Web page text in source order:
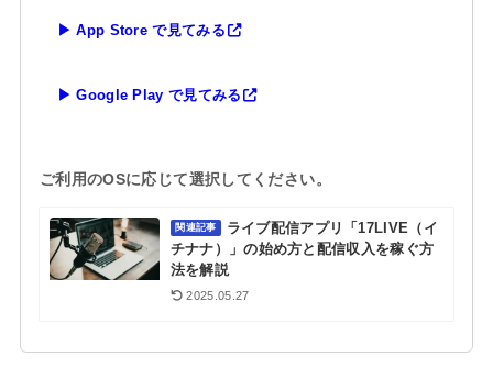
▶ App Store で見てみる
▶ Google Play で見てみる
ご利用のOSに応じて選択してください。
関連記事
ライブ配信アプリ「17LIVE（イ
チナナ）」の始め方と配信収入を稼ぐ方
法を解説
2025.05.27